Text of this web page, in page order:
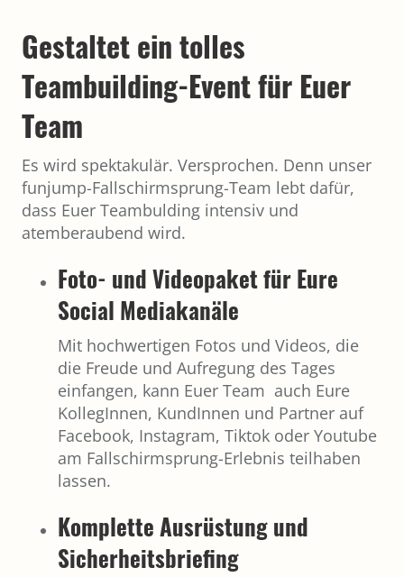
Gestaltet ein tolles
Teambuilding-Event für Euer
Team
Es wird spektakulär. Versprochen. Denn unser
funjump-Fallschirmsprung-Team lebt dafür,
dass Euer Teambulding intensiv und
atemberaubend wird.
Foto- und Videopaket für Eure
Social Mediakanäle
Mit hochwertigen Fotos und Videos, die
die Freude und Aufregung des Tages
einfangen, kann Euer Team auch Eure
KollegInnen, KundInnen und Partner auf
Facebook, Instagram, Tiktok oder Youtube
am Fallschirmsprung-Erlebnis teilhaben
lassen.
Komplette Ausrüstung und
Sicherheitsbriefing